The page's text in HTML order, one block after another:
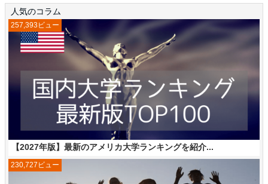
人気のコラム
【2027年版】最新のアメリカ大学ランキングを紹介...
257,393ビュー
230,727ビュー